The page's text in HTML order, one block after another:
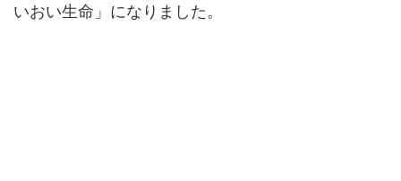
いおい生命」になりました。